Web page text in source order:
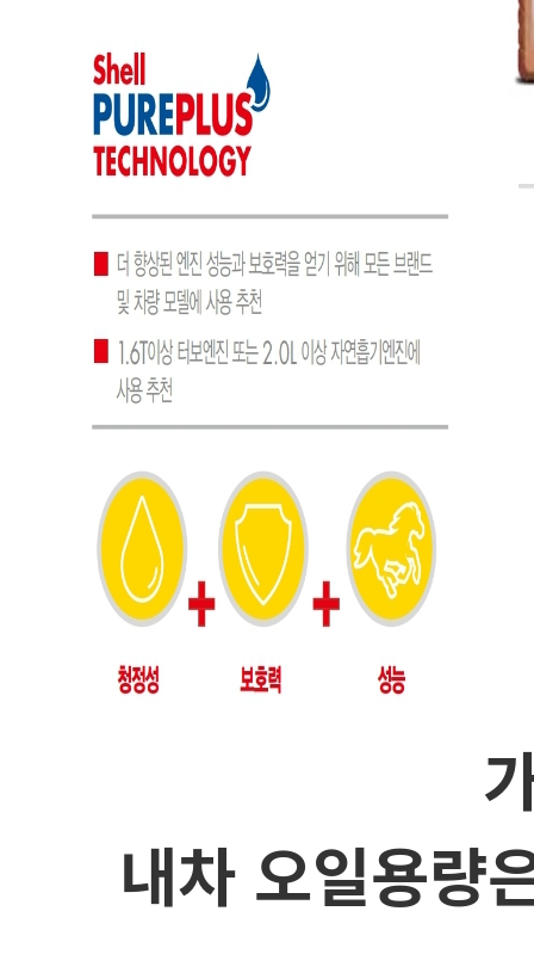
내차 오일용량